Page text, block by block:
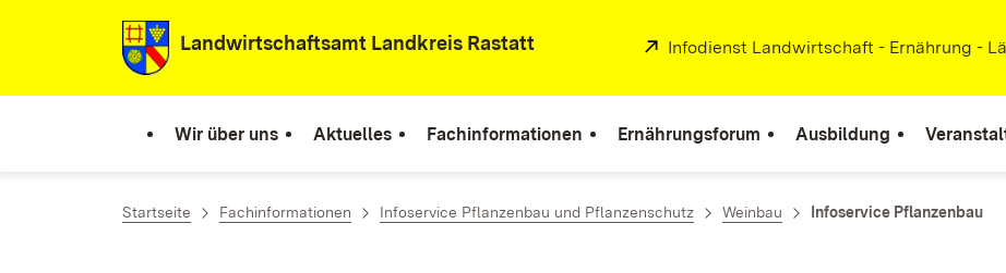
Zum Inhalt springenLandwirtschaftsamt Landkreis Rastatt Extern:
Infodienst Landwirtschaft - Ernährung -
Wir über uns Aktuelles Fachinformationen Ernährungsforum Ausbildung
Startseite Fachinformationen Infoservice Pflanzenbau und Pflanzenschutz Weinbau Infoservice Pflanzenbau